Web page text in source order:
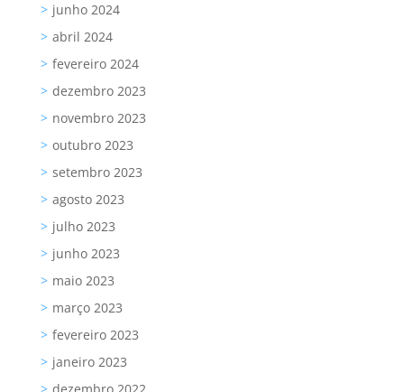
junho 2024
abril 2024
fevereiro 2024
dezembro 2023
novembro 2023
outubro 2023
setembro 2023
agosto 2023
julho 2023
junho 2023
maio 2023
março 2023
fevereiro 2023
janeiro 2023